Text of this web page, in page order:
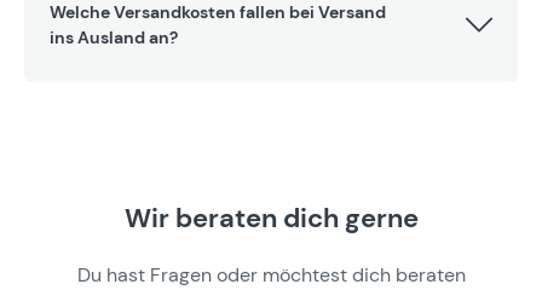
Welche Versandkosten fallen bei Versand
ins Ausland an?
Wir beraten dich gerne
Du hast Fragen oder möchtest dich beraten